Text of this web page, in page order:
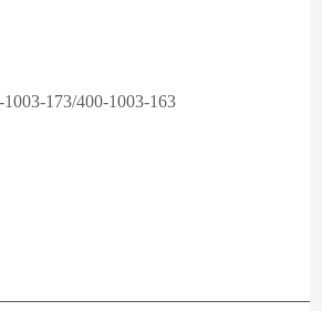
1003-173/400-1003-163